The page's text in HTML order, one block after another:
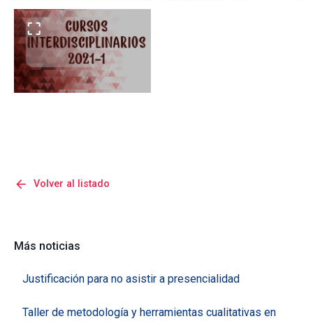
arrow_back Volver al listado
Más noticias
Justificación para no asistir a presencialidad
Taller de metodología y herramientas cualitativas en